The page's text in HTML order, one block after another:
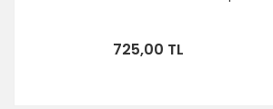
725,00 TL